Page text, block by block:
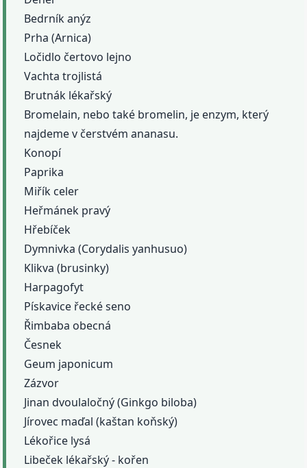
Bedrník anýz
Prha (Arnica)
Ločidlo čertovo lejno
Vachta trojlistá
Brutnák lékařský
Bromelain, nebo také bromelin, je enzym, který
najdeme v čerstvém ananasu.
Konopí
Paprika
Miřík celer
Heřmánek pravý
Hřebíček
Dymnivka (Corydalis yanhusuo)
Klikva (brusinky)
Harpagofyt
Pískavice řecké seno
Řimbaba obecná
Česnek
Geum japonicum
Zázvor
Jinan dvoulaločný (Ginkgo biloba)
Jírovec maďal (kaštan koňský)
Lékořice lysá
Libeček lékařský - kořen